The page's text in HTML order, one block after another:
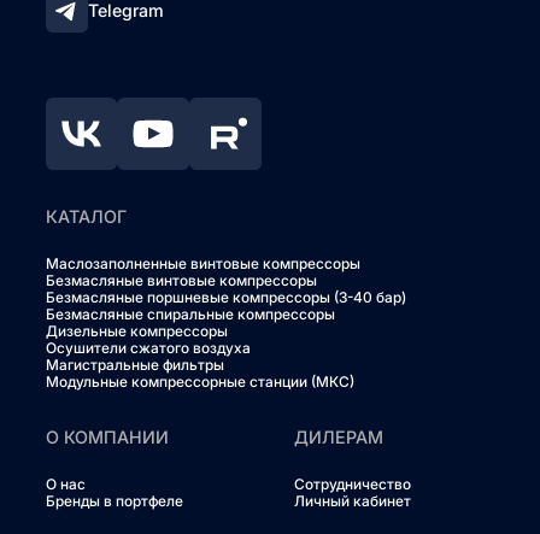
Telegram
КАТАЛОГ
Маслозаполненные винтовые компрессоры
Безмасляные винтовые компрессоры
Безмасляные поршневые компрессоры (3-40 бар)
Безмасляные спиральные компрессоры
Дизельные компрессоры
Осушители сжатого воздуха
Магистральные фильтры
Модульные компрессорные станции (МКС)
О КОМПАНИИ
О нас
Бренды в портфеле
ДИЛЕРАМ
Сотрудничество
Личный кабинет